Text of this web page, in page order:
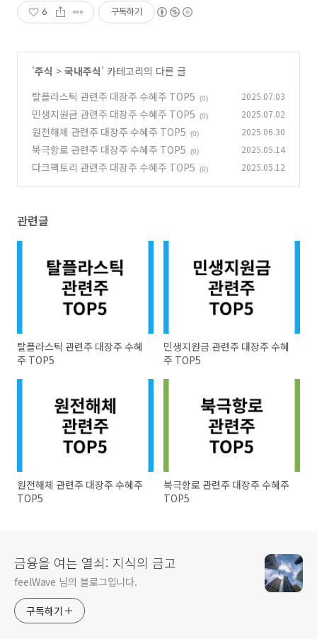
6 구독하기
'주식 > 국내주식' 카테고리의 다른 글
탈플라스틱 관련주 대장주 수혜주 TOP5
(0) 2025.07.03
민생지원금 관련주 대장주 수혜주 TOP5 (0) 2025.07.02
원전해체 관련주 대장주 수혜주 TOP5 (0) 2025.06.30
북극항로 관련주 대장주 수혜주 TOP5 (0) 2025.05.14
다크팩토리 관련주 대장주 수혜주 TOP5 (0) 2025.05.12
관련글
탈플라스틱 관련주 대장주 수혜
주 TOP5
민생지원금 관련주 대장주 수혜
주 TOP5
원전해체 관련주 대장주 수혜주
TOP5
북극항로 관련주 대장주 수혜주
TOP5
금융을 여는 열쇠: 지식의 금고
feelWave 님의 블로그입니다.
구독하기